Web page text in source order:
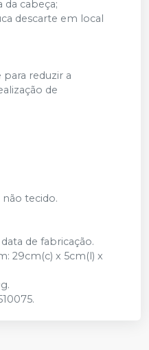
da cabeça;
descarte em local
reduzir a
de
tecido.
de fabricação.
29cm(c) x 5cm(l) x